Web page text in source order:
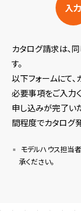
入力
カタログ請求は、
す。
以下フォームにて
必要事項をご入力
申し込みが完了い
間程度でカタログ
モデルハウス担当
承ください。